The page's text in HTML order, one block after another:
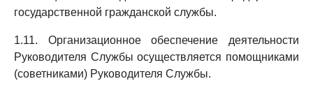
государственной гражданской службы.
1.11. Организационное обеспечение деятельности
Руководителя Службы осуществляется помощниками
(советниками) Руководителя Службы.